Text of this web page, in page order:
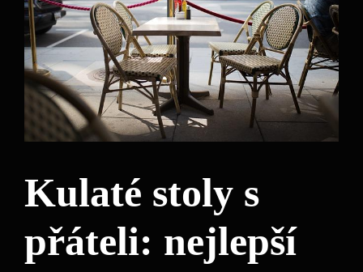
Kulaté stoly s
přáteli: nejlepší